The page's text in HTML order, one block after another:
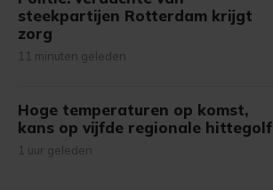
steekpartijen Rotterdam krijgt
zorg
11 minuten geleden
Hoge temperaturen op komst,
kans op vijfde regionale hittegolf
1 uur geleden